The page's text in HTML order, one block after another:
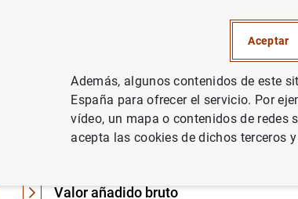
término para dirigirse a la página donde se
de inicio.
G H I J K L M N Ñ O
Valor añadido bruto
Aceptar
Además, algunos contenidos de este
España para ofrecer el servicio. Por
vídeo, un mapa o contenidos de
acepta las cookies de dichos terceros